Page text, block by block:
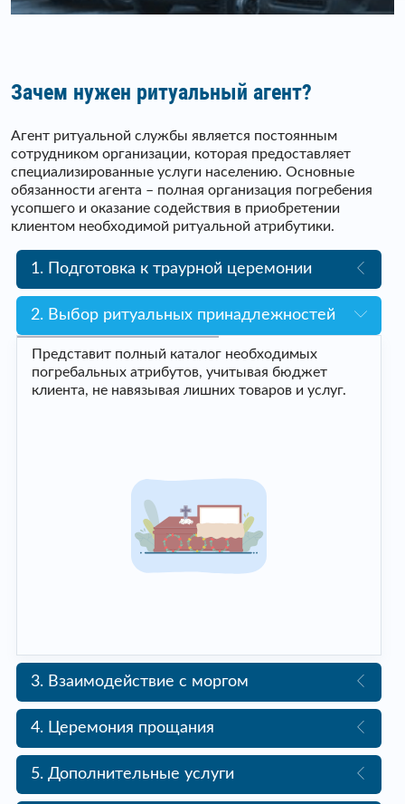
Зачем нужен ритуальный агент?
Агент ритуальной службы является постоянным
сотрудником организации, которая предоставляет
специализированные услуги населению. Основные
обязанности агента – полная организация погребения
усопшего и оказание содействия в приобретении
клиентом необходимой ритуальной атрибутики.
1. Подготовка к траурной церемонии
2. Выбор ритуальных принадлежностей
Представит полный каталог необходимых
погребальных атрибутов, учитывая бюджет
клиента, не навязывая лишних товаров и услуг.
3. Взаимодействие с моргом
4. Церемония прощания
5. Дополнительные услуги